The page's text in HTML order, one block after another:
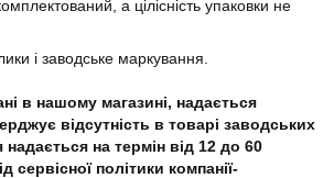
а цілісність упаковки не
і заводське маркування.
в нашому магазині, надається
відсутність в товарі заводських
надається на термін від 12 до 60
сервісної політики компанії-